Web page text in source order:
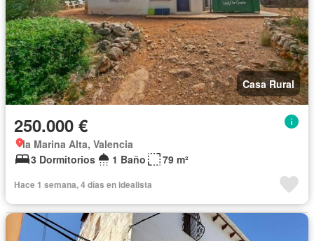
Casa Rural
250.000 €
la Marina Alta, Valencia
3 Dormitorios
1 Baño 79 m²
Hace 1 semana, 4 días en idealista